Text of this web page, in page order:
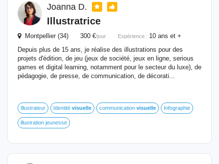
Joanna D.
Illustratrice
Montpellier (34) 300 €/jour Expérience : 10 ans et +
Depuis plus de 15 ans, je réalise des illustrations pour des
projets d'édition, de jeu (jeux de société, jeux en ligne, serious
games et digital learning, notamment pour le secteur du luxe), de
pédagogie, de presse, de communication, de décorati...
Illustrateur Identité visuelle communication visuelle Infographie
illustration jeunesse